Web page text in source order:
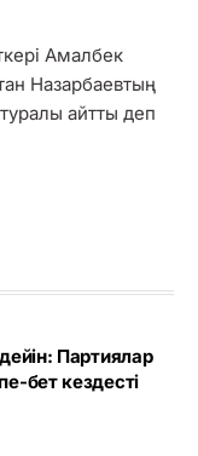
Амалбек
Назарбаевтың
айтты деп
Партиялар
бет кездесті